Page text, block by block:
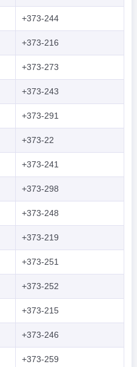
+373-244
+373-216
+373-273
+373-243
+373-291
+373-22
+373-241
+373-298
+373-248
+373-219
+373-251
+373-252
+373-215
+373-246
+373-259